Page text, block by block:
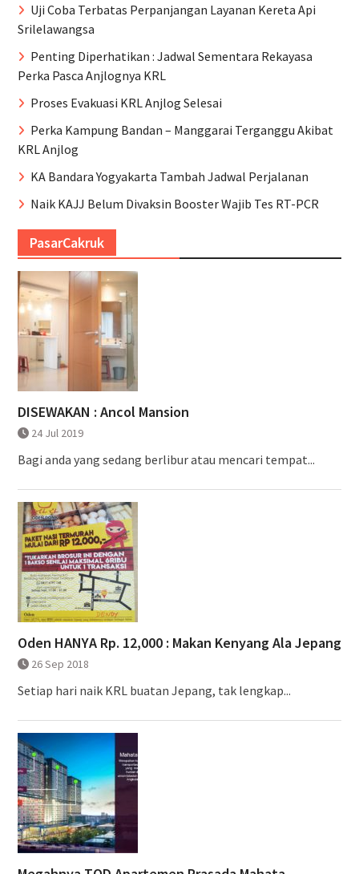
Uji Coba Terbatas Perpanjangan Layanan Kereta Api
Srilelawangsa
Penting Diperhatikan : Jadwal Sementara Rekayasa
Perka Pasca Anjlognya KRL
Proses Evakuasi KRL Anjlog Selesai
Perka Kampung Bandan – Manggarai Terganggu Akibat
KRL Anjlog
KA Bandara Yogyakarta Tambah Jadwal Perjalanan
Naik KAJJ Belum Divaksin Booster Wajib Tes RT-PCR
PasarCakruk
DISEWAKAN : Ancol Mansion
24 Jul 2019
Bagi anda yang sedang berlibur atau mencari tempat...
Oden HANYA Rp. 12,000 : Makan Kenyang Ala Jepang
26 Sep 2018
Setiap hari naik KRL buatan Jepang, tak lengkap...